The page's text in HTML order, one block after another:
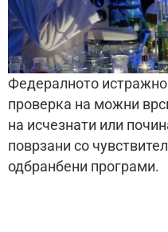
Федералното
проверка на можни
на исчезнати или
поврзани со
одбранбени програми.